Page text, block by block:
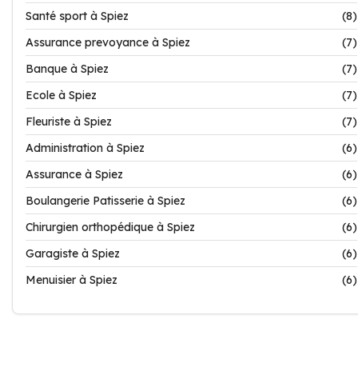
Santé sport à Spiez
(8)
Assurance prevoyance à Spiez
(7)
Banque à Spiez
(7)
Ecole à Spiez
(7)
Fleuriste à Spiez
(7)
Administration à Spiez
(6)
Assurance à Spiez
(6)
Boulangerie Patisserie à Spiez
(6)
Chirurgien orthopédique à Spiez
(6)
Garagiste à Spiez
(6)
Menuisier à Spiez
(6)